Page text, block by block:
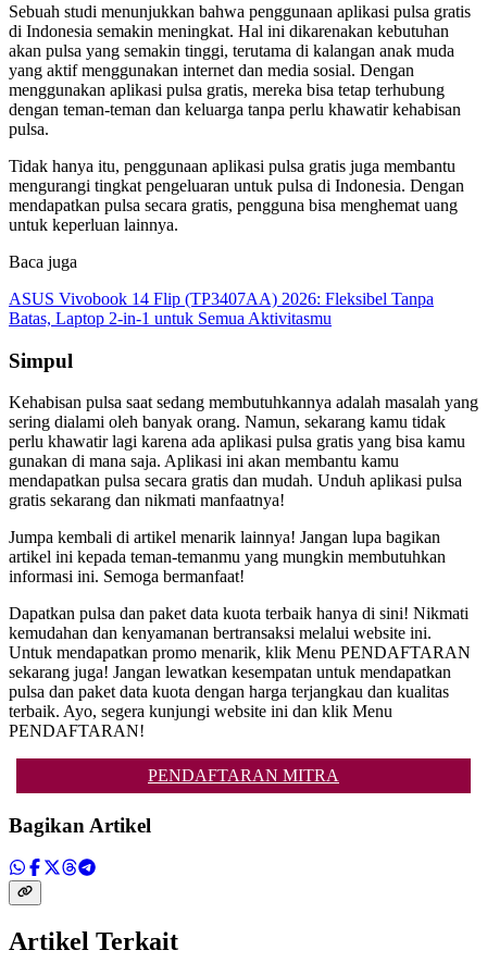
Sebuah studi menunjukkan bahwa penggunaan aplikasi pulsa gratis
di Indonesia semakin meningkat. Hal ini dikarenakan kebutuhan
akan pulsa yang semakin tinggi, terutama di kalangan anak muda
yang aktif menggunakan internet dan media sosial. Dengan
menggunakan aplikasi pulsa gratis, mereka bisa tetap terhubung
dengan teman-teman dan keluarga tanpa perlu khawatir kehabisan
pulsa.
Tidak hanya itu, penggunaan aplikasi pulsa gratis juga membantu
mengurangi tingkat pengeluaran untuk pulsa di Indonesia. Dengan
mendapatkan pulsa secara gratis, pengguna bisa menghemat uang
untuk keperluan lainnya.
Baca juga
ASUS Vivobook 14 Flip (TP3407AA) 2026: Fleksibel Tanpa
Batas, Laptop 2-in-1 untuk Semua Aktivitasmu
Simpul
Kehabisan pulsa saat sedang membutuhkannya adalah masalah yang
sering dialami oleh banyak orang. Namun, sekarang kamu tidak
perlu khawatir lagi karena ada aplikasi pulsa gratis yang bisa kamu
gunakan di mana saja. Aplikasi ini akan membantu kamu
mendapatkan pulsa secara gratis dan mudah. Unduh aplikasi pulsa
gratis sekarang dan nikmati manfaatnya!
Jumpa kembali di artikel menarik lainnya! Jangan lupa bagikan
artikel ini kepada teman-temanmu yang mungkin membutuhkan
informasi ini. Semoga bermanfaat!
Dapatkan pulsa dan paket data kuota terbaik hanya di sini! Nikmati
kemudahan dan kenyamanan bertransaksi melalui website ini.
Untuk mendapatkan promo menarik, klik Menu PENDAFTARAN
sekarang juga! Jangan lewatkan kesempatan untuk mendapatkan
pulsa dan paket data kuota dengan harga terjangkau dan kualitas
terbaik. Ayo, segera kunjungi website ini dan klik Menu
PENDAFTARAN!
PENDAFTARAN MITRA
Bagikan Artikel
Artikel Terkait